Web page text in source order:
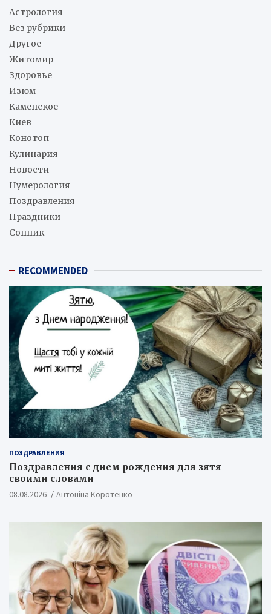
Астрология
Без рубрики
Другое
Житомир
Здоровье
Изюм
Каменское
Киев
Конотоп
Кулинария
Новости
Нумерология
Поздравления
Праздники
Сонник
RECOMMENDED
ПОЗДРАВЛЕНИЯ
Поздравления с днем рождения для зятя
своими словами
08.08.2026 Антоніна Коротенко